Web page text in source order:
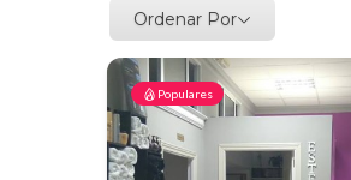
Ordenar Por
Populares